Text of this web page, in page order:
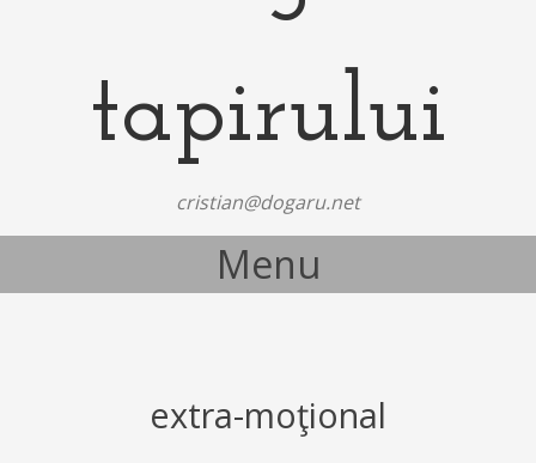
tapirului
cristian@dogaru.net
Menu
extra-moţional